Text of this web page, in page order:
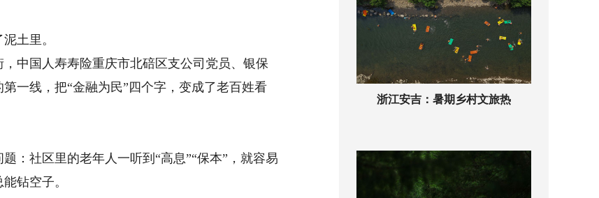
土里。
国人寿寿险重庆市北碚区支公司党员、银保
一线，把“金融为民”四个字，变成了老百姓看
社区里的老年人一听到“高息”“保本”，就容易
钻空子。
浙江安吉：暑期乡村文旅热